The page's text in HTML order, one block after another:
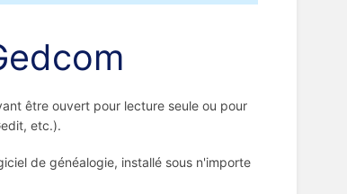
être ouvert pour lecture seule ou pour
etc.).
de généalogie, installé sous n'importe